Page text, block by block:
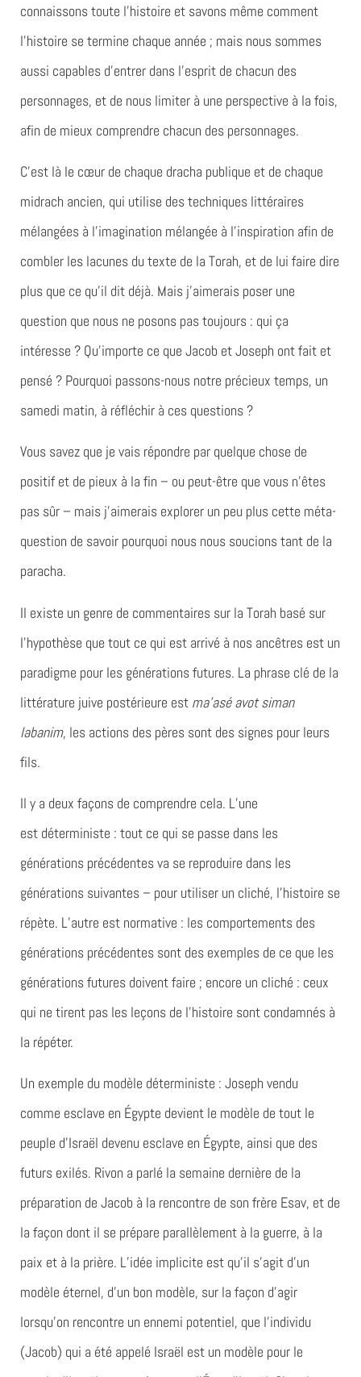
connaissons toute l’histoire et savons même comment
l’histoire se termine chaque année ; mais nous sommes
aussi capables d’entrer dans l’esprit de chacun des
personnages, et de nous limiter à une perspective à la fois,
afin de mieux comprendre chacun des personnages.
C’est là le cœur de chaque dracha publique et de chaque
midrach ancien, qui utilise des techniques littéraires
mélangées à l’imagination mélangée à l’inspiration afin de
combler les lacunes du texte de la Torah, et de lui faire dire
plus que ce qu’il dit déjà. Mais j’aimerais poser une
question que nous ne posons pas toujours : qui ça
intéresse ? Qu’importe ce que Jacob et Joseph ont fait et
pensé ? Pourquoi passons-nous notre précieux temps, un
samedi matin, à réfléchir à ces questions ?
Vous savez que je vais répondre par quelque chose de
positif et de pieux à la fin – ou peut-être que vous n’êtes
pas sûr – mais j’aimerais explorer un peu plus cette méta-
question de savoir pourquoi nous nous soucions tant de la
paracha.
Il existe un genre de commentaires sur la Torah basé sur
l’hypothèse que tout ce qui est arrivé à nos ancêtres est un
paradigme pour les générations futures. La phrase clé de la
littérature juive postérieure est ma’asé avot siman
labanim, les actions des pères sont des signes pour leurs
fils.
Il y a deux façons de comprendre cela. L’une
est déterministe : tout ce qui se passe dans les
générations précédentes va se reproduire dans les
générations suivantes – pour utiliser un cliché, l’histoire se
répète. L’autre est normative : les comportements des
générations précédentes sont des exemples de ce que les
générations futures doivent faire ; encore un cliché : ceux
qui ne tirent pas les leçons de l’histoire sont condamnés à
la répéter.
Un exemple du modèle déterministe : Joseph vendu
comme esclave en Égypte devient le modèle de tout le
peuple d’Israël devenu esclave en Égypte, ainsi que des
futurs exilés. Rivon a parlé la semaine dernière de la
préparation de Jacob à la rencontre de son frère Esav, et de
la façon dont il se prépare parallèlement à la guerre, à la
paix et à la prière. L’idée implicite est qu’il s’agit d’un
modèle éternel, d’un bon modèle, sur la façon d’agir
lorsqu’on rencontre un ennemi potentiel, que l’individu
(Jacob) qui a été appelé Israël est un modèle pour le